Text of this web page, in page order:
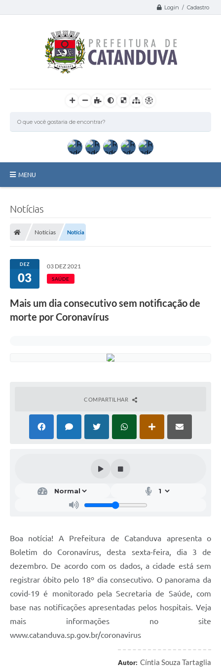
Login / Cadastro
MENU
Licitações / PCA
Transparência
Contratos
Jornal
Agenda
SIC
Diário Oficial
Notícias
Notícias Notícia
DEZ
03
03 DEZ 2021
SAÚDE
Mais um dia consecutivo sem notificação de
morte por Coronavírus
COMPARTILHAR
Boa notícia! A Prefeitura de Catanduva apresenta o
Boletim do Coronavírus, desta sexta-feira, dia 3 de
dezembro. De acordo com os dados, a cidade está sem
registrar óbito pelo 18º dia consecutivo. O panorama da
covid-19 é monitorado pela Secretaria de Saúde, com
base nas notificações apresentadas pelos hospitais. Veja
mais informações no site
www.catanduva.sp.gov.br/coronavirus
Autor: Cíntia Souza Tartaglia